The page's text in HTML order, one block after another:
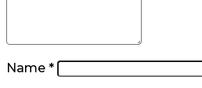
Name *